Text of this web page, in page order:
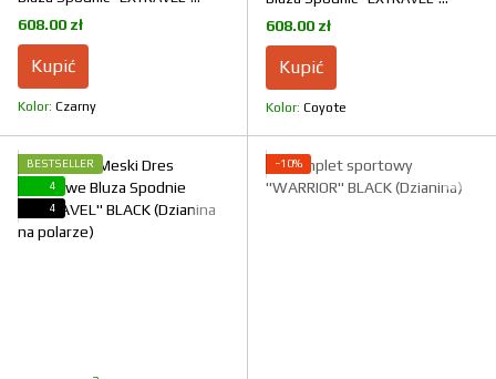
BLACK (Dzianina)
608.00 zł
Kupić
Kolor Czarny
COYOTE (Dzianina)
608.00 zł
Kupić
Kolor Coyote
BESTSELLER
4
4
−10%